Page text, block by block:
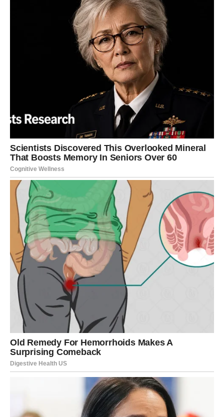
Neko vam kaže: “Naravno, računaj na mene.”
Ali kada dođe trenutak – nema ga.
Ali ako je obrazac konstantan, onda nije slučajnost.
Ljudi koji vas poštuju možda neće uvek moći sve – ali
neće davati prazna obećanja.
5. Osećate da morate stalno da
dokazujete svoju vrednost
Ako imate utisak da morate stalno da objašnjavate svoje
postupke, branite svoje izbore, pravdate svoje emocije –
to znači da vas neko ne vidi kao ravnopravnog.
U zdravom odnosu ne postoji stalni sudija.
Postoji razumevanje.
6. Vaše emocije se minimiziraju
Kažete da ste povređeni.
Odgovor je: “Preteruješ.”
Kažete da vam nešto smeta.
Odgovor je: “Ti sve shvataš preozbiljno.”
Kada neko sistematski umanjuje vaša osećanja, on vas